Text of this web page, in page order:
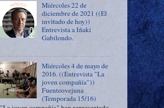
Miércoles 22 de
diciembre de 2021 ((El
invitado de hoy))
Entrevista a Iñaki
Gabilondo.
Miércoles 4 de mayo de
2016. ((Entrevista "La
joven compañía"))
Fuenteovejuna
(Temporada 15/16)